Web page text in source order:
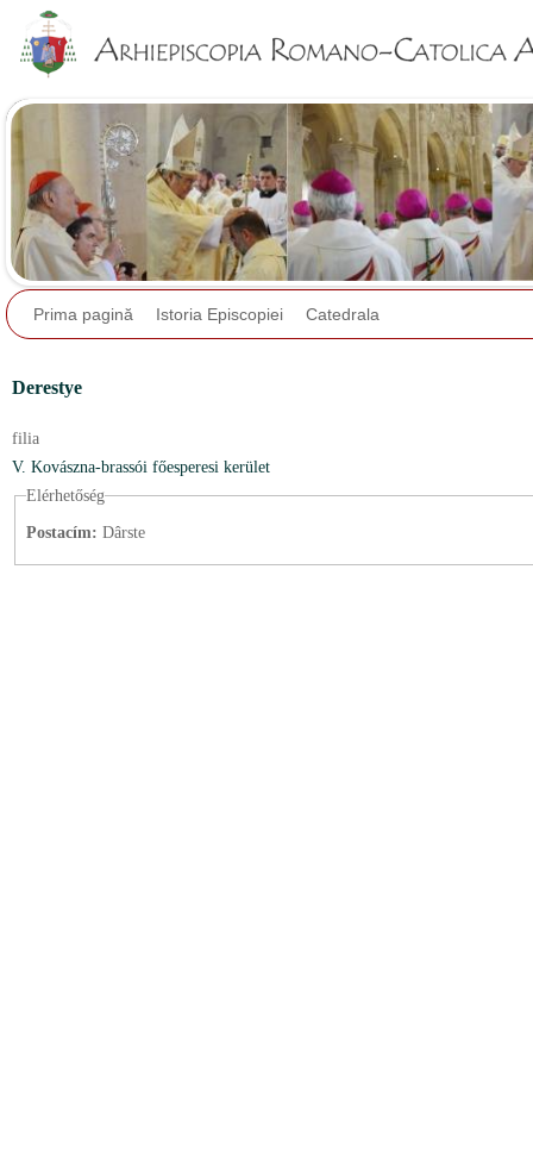
Prima pagină Istoria Episcopiei Catedrala
Derestye
filia
V. Kovászna-brassói főesperesi kerület
Elérhetőség
Postacím: Dârste